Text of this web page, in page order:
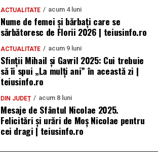
ACTUALITATE acum 4 luni
Nume de femei și bărbați care se
sărbătoresc de Florii 2026 | teiusinfo.ro
ACTUALITATE acum 9 luni
Sfinții Mihail și Gavril 2025: Cui trebuie
să îi spui „La mulţi ani” în această zi |
teiusinfo.ro
DIN JUDEȚ acum 8 luni
Mesaje de Sfântul Nicolae 2025.
Felicitări și urări de Moș Nicolae pentru
cei dragi | teiusinfo.ro